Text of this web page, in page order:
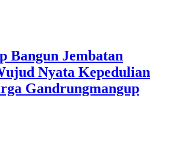
Bangun Jembatan
Nyata Kepedulian
Gandrungmangup